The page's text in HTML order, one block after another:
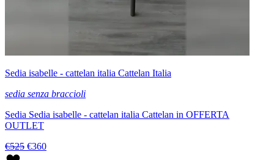
Sedia isabelle - cattelan italia Cattelan Italia
sedia senza braccioli
Sedia Sedia isabelle - cattelan italia Cattelan in OFFERTA
OUTLET
€525 €360